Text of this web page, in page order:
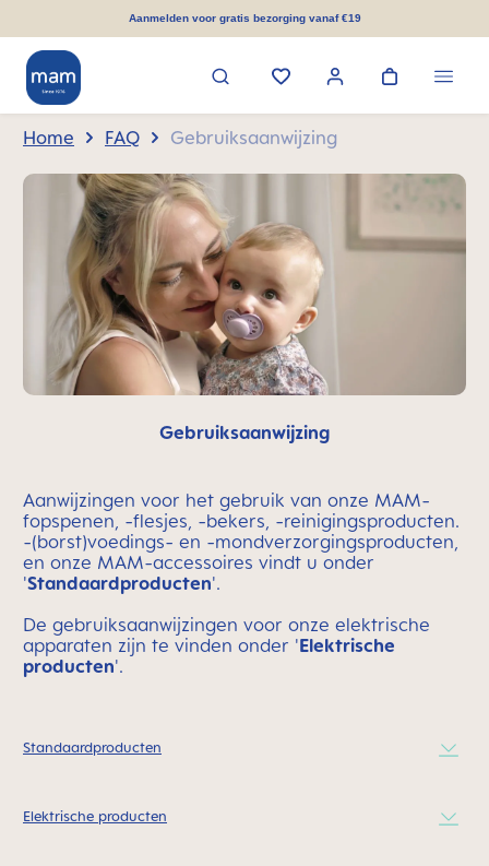
Aanmelden voor gratis bezorging vanaf €19
Home FAQ Gebruiksaanwijzing
Gebruiksaanwijzing
Aanwijzingen voor het gebruik van onze MAM-
fopspenen, -flesjes, -bekers, -reinigingsproducten.
-(borst)voedings- en -mondverzorgingsproducten,
en onze MAM-accessoires vindt u onder
'Standaardproducten'.
De gebruiksaanwijzingen voor onze elektrische
apparaten zijn te vinden onder 'Elektrische
producten'.
Standaardproducten
Elektrische producten